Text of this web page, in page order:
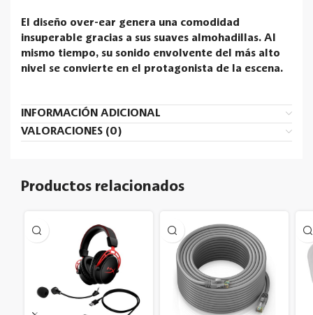
El diseño over-ear genera una comodidad
insuperable gracias a sus suaves almohadillas. Al
mismo tiempo, su sonido envolvente del más alto
nivel se convierte en el protagonista de la escena.
INFORMACIÓN ADICIONAL
VALORACIONES (0)
Productos relacionados